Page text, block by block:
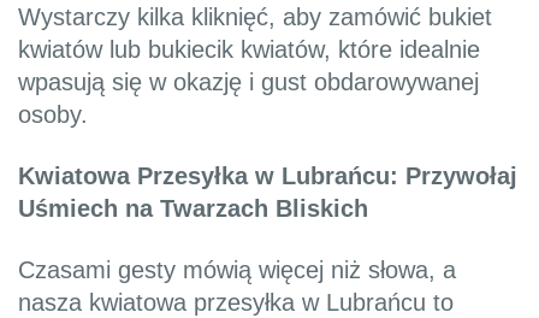
Wystarczy kilka kliknięć, aby zamówić bukiet
kwiatów lub bukiecik kwiatów, które idealnie
wpasują się w okazję i gust obdarowywanej
osoby.
Kwiatowa Przesyłka w Lubrańcu: Przywołaj
Uśmiech na Twarzach Bliskich
Czasami gesty mówią więcej niż słowa, a
nasza kwiatowa przesyłka w Lubrańcu to